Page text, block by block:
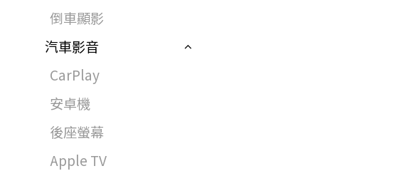
倒車顯影
汽車影音
CarPlay
安卓機
後座螢幕
Apple TV